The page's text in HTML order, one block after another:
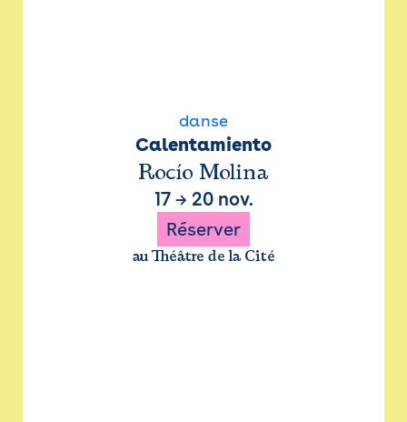
danse
Calentamiento
Rocío Molina
17→ 20 nov.
Réserver
au Théâtre de la Cité